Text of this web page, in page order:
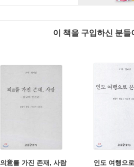
이 책을 구입하신 분
의意를 가진 존재, 사람 인도 여행으